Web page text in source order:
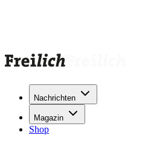
Nachrichten
Magazin
Shop